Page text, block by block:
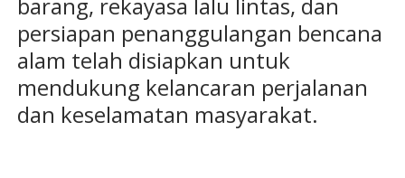
barang, rekayasa lalu lintas, dan
persiapan penanggulangan bencana
alam telah disiapkan untuk
mendukung kelancaran perjalanan
dan keselamatan masyarakat.